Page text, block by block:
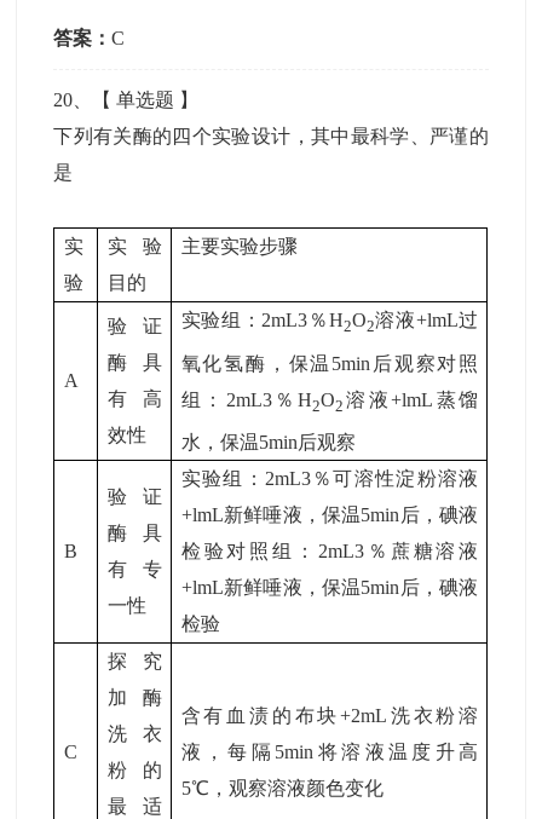
答案：C
20 、【单选题 】
下列有关酶的四个实验设计，其中最科学、严谨的
是
实
验
实验
目的
主要实验步骤
A
验证
酶具
有高
效性
实验组：2mL3％H2O2溶液+lmL过
氧化氢酶，保温5min后观察对照
组：2mL3％H2O2 溶液+lmL蒸馏
水，保温5min后观察
B
验证
酶具
有专
一性
实验组：2mL3％可溶性淀粉溶液
+lmL新鲜唾液，保温5min后，碘液
检验对照组：2mL3％蔗糖溶液
+lmL新鲜唾液，保温5min后，碘液
检验
C
探究
加酶
洗衣
粉的
最适
含有血渍的布块+2mL洗衣粉溶
液，每隔5min将溶液温度升高
5℃，观察溶液颜色变化